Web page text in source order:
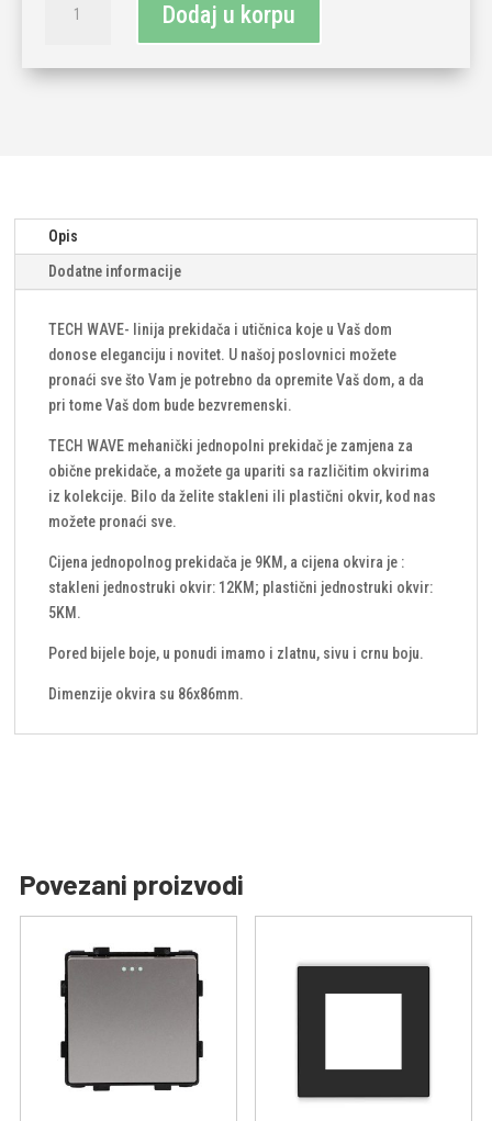
WAVE
jednopolni
(komplet)
količina
Dodaj u korpu
Opis
Dodatne informacije
TECH WAVE- linija prekidača i utičnica koje u Vaš dom
donose eleganciju i novitet. U našoj poslovnici možete
pronaći sve što Vam je potrebno da opremite Vaš dom, a da
pri tome Vaš dom bude bezvremenski.
TECH WAVE mehanički jednopolni prekidač je zamjena za
obične prekidače, a možete ga upariti sa različitim okvirima
iz kolekcije. Bilo da želite stakleni ili plastični okvir, kod nas
možete pronaći sve.
Cijena jednopolnog prekidača je 9KM, a cijena okvira je :
stakleni jednostruki okvir: 12KM; plastični jednostruki okvir:
5KM.
Pored bijele boje, u ponudi imamo i zlatnu, sivu i crnu boju.
Dimenzije okvira su 86x86mm.
Povezani proizvodi